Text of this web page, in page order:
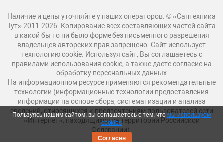
Наличие и цены уточняйте у наших операторов. © «Сантехника
Тут» 2011-2026. Копирование всех составляющих частей сайта
в какой бы то ни было форме без письменного разрешения
владельцев авторских прав запрещено. Сайт использует
технологию cookie. Используя сайт, Вы соглашаетесь с
правилами использования cookie, а также даете согласие на
обработку персональных данных
На информационном ресурсе применяются рекомендательные
технологии (информационные технологии предоставления
информации на основе сбора, систематизации и анализа
сведений, относящихся к предпочтениям пользователей сети
«Интернет», находящихся на территории Российской
Федерации).
Пользуясь нашим сайтом, вы соглашаетесь с тем, чтомы используем
cookies
Согласен